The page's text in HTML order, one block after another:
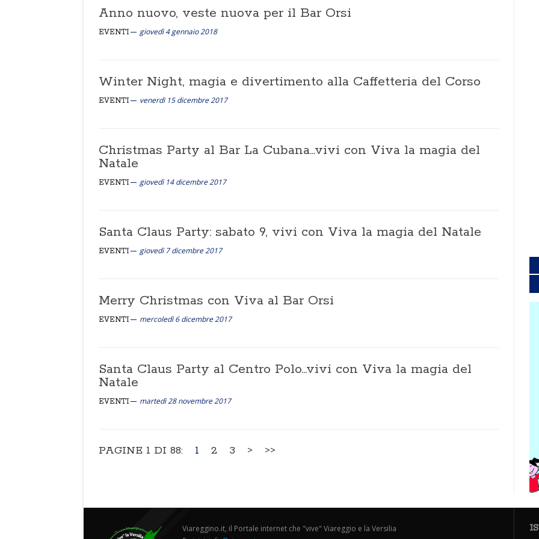
Anno nuovo, veste nuova per il Bar Orsi
EVENTI giovedì 4 gennaio 2018
Winter Night, magia e divertimento alla Caffetteria del Corso
EVENTI venerdì 15 dicembre 2017
Christmas Party al Bar La Cubana...vivi con Viva la magia del
Natale
EVENTI giovedì 14 dicembre 2017
Santa Claus Party: sabato 9, vivi con Viva la magia del Natale
EVENTI giovedì 7 dicembre 2017
Merry Christmas con Viva al Bar Orsi
EVENTI mercoledì 6 dicembre 2017
Santa Claus Party al Centro Polo...vivi con Viva la magia del
Natale
EVENTI martedì 28 novembre 2017
PAGINE 1 DI 88: 1 2 3 > >>
Viareggino.it, il Portale internet che "vive" Viareggio e la Versilia